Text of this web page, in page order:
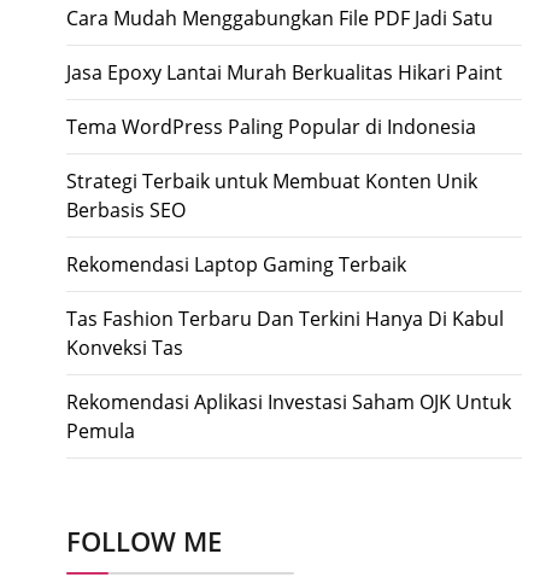
Cara Mudah Menggabungkan File PDF Jadi Satu
Jasa Epoxy Lantai Murah Berkualitas Hikari Paint
Tema WordPress Paling Popular di Indonesia
Strategi Terbaik untuk Membuat Konten Unik
Berbasis SEO
Rekomendasi Laptop Gaming Terbaik
Tas Fashion Terbaru Dan Terkini Hanya Di Kabul
Konveksi Tas
Rekomendasi Aplikasi Investasi Saham OJK Untuk
Pemula
FOLLOW ME